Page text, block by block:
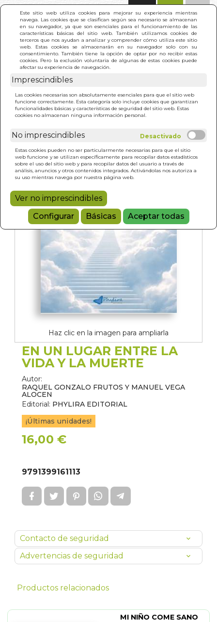
Este sitio web utiliza cookies para mejorar su experiencia mientras
navega. Las cookies que se clasifican según sea necesario se almacenan
en su navegador, ya que son esenciales para el funcionamiento de las
características básicas del sitio web. También utilizamos cookies de
terceros que nos ayudan a analizar y comprender cómo utiliza este sitio
web. Estas cookies se almacenarán en su navegador solo con su
consentimiento. También tiene la opción de optar por no recibir estas
cookies. Pero la exclusión voluntaria de algunas de estas cookies puede
afectar su experiencia de navegación.
Imprescindibles
Las cookies necesarias son absolutamente esenciales para que el sitio web
funcione correctamente. Esta categoría solo incluye cookies que garantizan
funcionalidades básicas y características de seguridad del sitio web. Estas
cookies no almacenan ninguna información personal.
No imprescindibles
Estas cookies pueden no ser particularmente necesarias para que el sitio
web funcione y se utilizan específicamente para recopilar datos estadísticos
sobre el uso del sitio web y para recopilar datos del usuario a través de
análisis, anuncios y otros contenidos integrados. Activándolas nos autoriza a
su uso mientras navega por nuestra página web.
Ver no imprescindibles
Configurar
Básicas Aceptar todas
INICIO >
Haz clic en la imagen para ampliarla
EN UN LUGAR ENTRE LA
VIDA Y LA MUERTE
Autor:
RAQUEL GONZALO FRUTOS Y MANUEL VEGA
ALOCEN
Editorial: PHYLIRA EDITORIAL
¡Últimas unidades!
16,00 €
9791399161113
Contacto de seguridad
Advertencias de seguridad
Productos relacionados
MI NIÑO COME SANO